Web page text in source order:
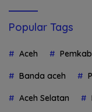
Popular Tags
Aceh
Banda aceh
Aceh Selatan